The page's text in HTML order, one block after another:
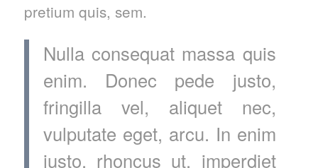
pretium quis, sem.
Nulla consequat massa quis
enim. Donec pede justo,
fringilla vel, aliquet nec,
vulputate eget, arcu. In enim
justo, rhoncus ut, imperdiet